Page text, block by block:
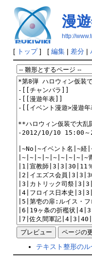
漫
http://
[ トップ] [ 編集| 差分|
テキスト整形の